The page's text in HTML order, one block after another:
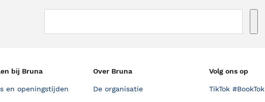
bij Bruna
en openingstijden
Over Bruna
De organisatie
Volg ons op
TikTok #BookTok